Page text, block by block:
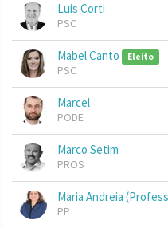
Luis Corti
PSC
Mabel Canto Eleito
PSC
Marcel
PODE
Marco Setim
PROS
Maria Andreia
PP